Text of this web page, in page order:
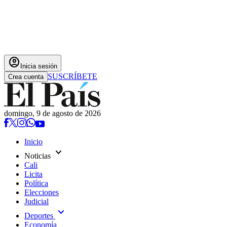
account_circle Inicia sesión
Crea cuenta SUSCRÍBETE
domingo, 9 de agosto de 2026
Inicio
Noticias expand_more
Cali
Licita
Política
Elecciones
Judicial
Deportes expand_more
Economía